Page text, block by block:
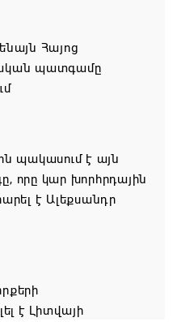
Հայոց
պատգամը
պակասում է այն
որը կար խորհրդային
է Ալեքսանդր
է Լիտվայի